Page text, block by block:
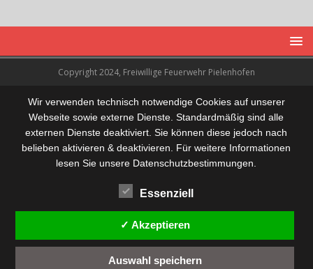
Copyright 2024, Freiwillige Feuerwehr Pielenhofen
Wir verwenden technisch notwendige Cookies auf unserer
Webseite sowie externe Dienste. Standardmäßig sind alle
externen Dienste deaktiviert. Sie können diese jedoch nach
belieben aktivieren & deaktivieren. Für weitere Informationen
lesen Sie unsere Datenschutzbestimmungen.
Essenziell
✓ Akzeptieren
Auswahl speichern